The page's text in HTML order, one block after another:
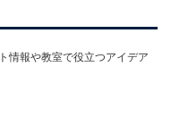
情報や教室で役立つアイデア